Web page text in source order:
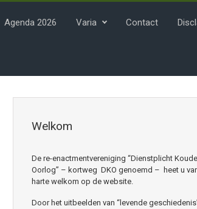
Agenda 2026 Varia Contact
Welkom
De re-enactmentvereniging “Dienstplicht Koude
Oorlog” – kortweg DKO genoemd – heet u
harte welkom op de website.
Door het uitbeelden van “levende